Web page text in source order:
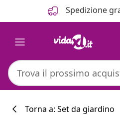
Spedizione
Torna a: Set da giardino